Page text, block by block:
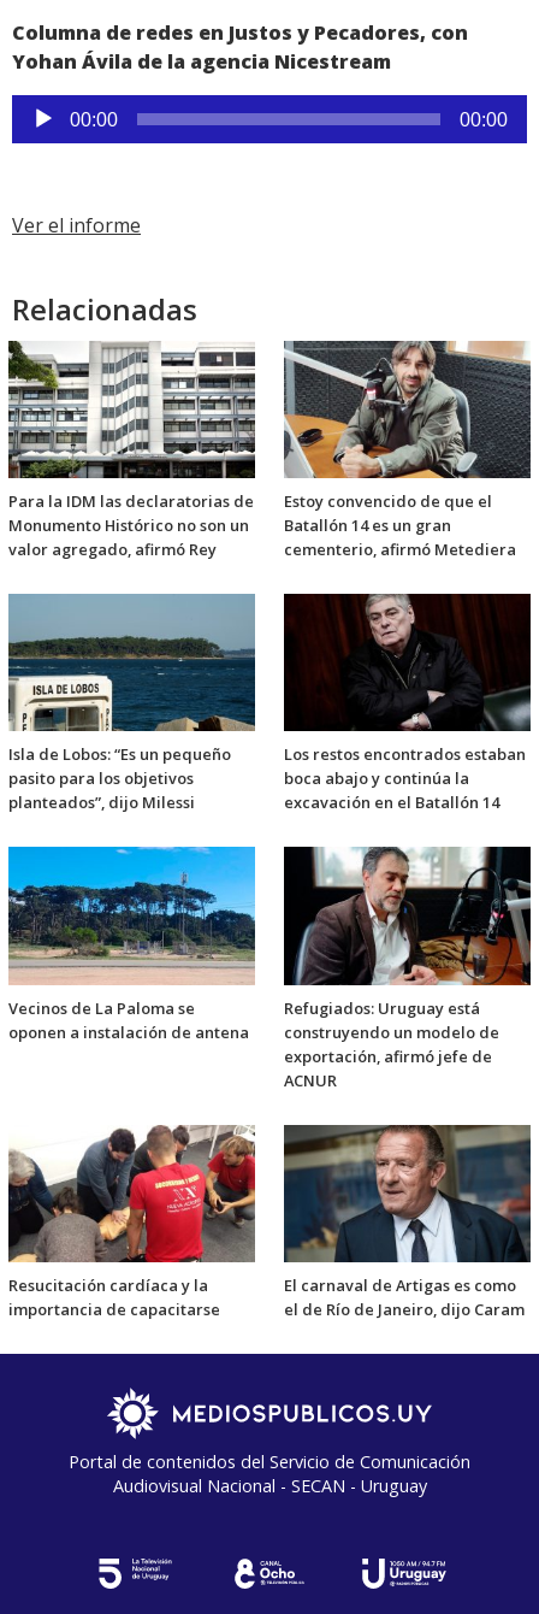
Columna de redes en Justos y Pecadores, con
Yohan Ávila de la agencia Nicestream
Reproductor
de
00:00 00:00
Ver el informe
Relacionadas
Para la IDM las declaratorias de
Monumento Histórico no son un
valor agregado, afirmó Rey
Estoy convencido de que el
Batallón 14 es un gran
cementerio, afirmó Metediera
Isla de Lobos: “Es un pequeño
pasito para los objetivos
planteados”, dijo Milessi
Los restos encontrados estaban
boca abajo y continúa la
excavación en el Batallón 14
Vecinos de La Paloma se
oponen a instalación de antena
Refugiados: Uruguay está
construyendo un modelo de
exportación, afirmó jefe de
ACNUR
Resucitación cardíaca y la
importancia de capacitarse
El carnaval de Artigas es como
el de Río de Janeiro, dijo Caram
Portal de contenidos del Servicio de Comunicación
Audiovisual Nacional - SECAN - Uruguay